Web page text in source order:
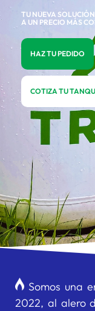
TU NUEVA
A UN PRECIO MÁS
HAZ TU PEDIDO
COTIZA TU
Somos una
2022, al alero